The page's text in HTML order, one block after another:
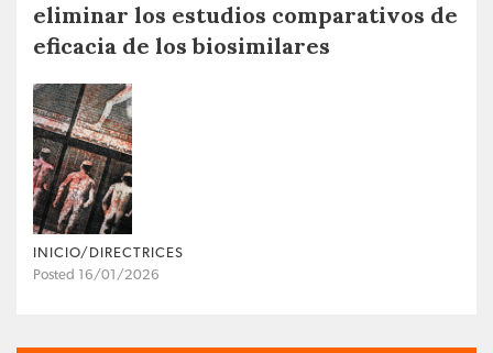
eliminar los estudios comparativos de
eficacia de los biosimilares
INICIO/DIRECTRICES
Posted 16/01/2026